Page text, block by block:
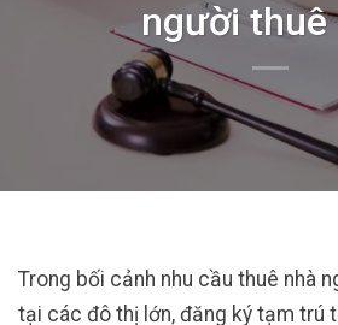
người thuê
Trong bối cảnh nhu cầu thuê nhà
tại các đô thị lớn, đăng ký tạm trú